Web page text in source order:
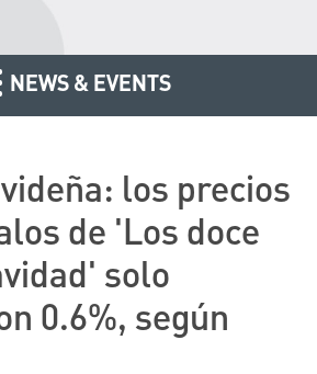
NEWS & EVENTS
los precios
de 'Los doce
solo
0.6%, según